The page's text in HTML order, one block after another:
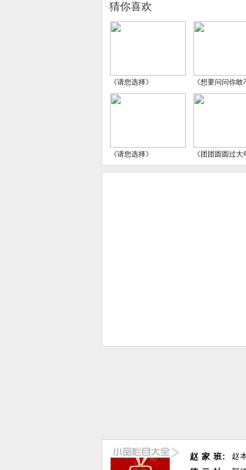
猜你喜欢
《请您选择》 《想要问问你敢
《请您选择》 《团团圆圆过大
赵 家 班:
赵